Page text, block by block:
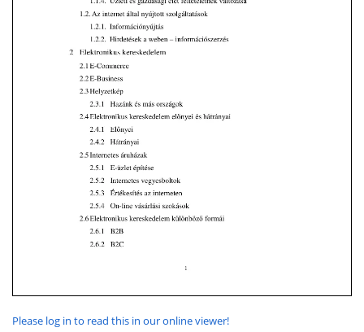
Please log in to read this in our online viewer!